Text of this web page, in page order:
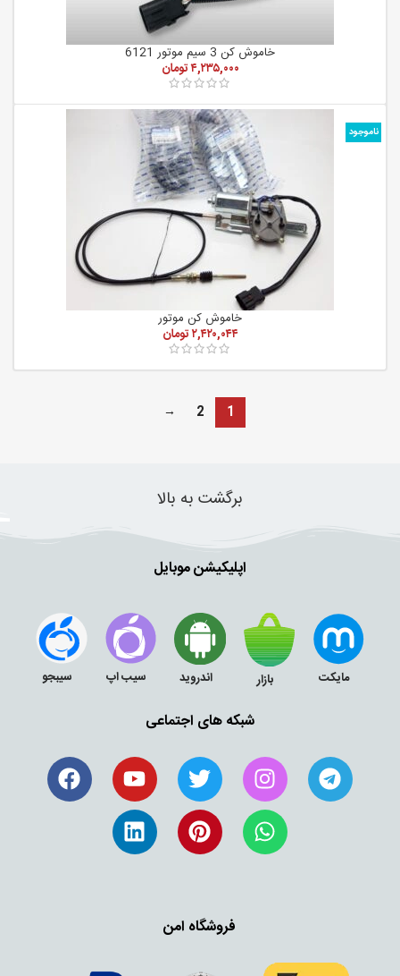
خاموش کن 3 سیم موتور 6121
۴,۲۳۵,۰۰۰تومان
ناموجود
خاموش کن موتور
۲,۴۲۰,۰۴۴تومان
1
2
→
برگشت به بالا
اپلیکیشن موبایل
مایکت بازار اندروید سیب اپ سیبجو
شبکه های اجتماعی
فروشگاه امن